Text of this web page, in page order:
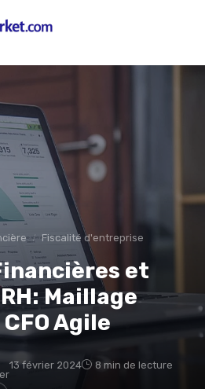
Fiscalité d'entreprise
et
Maillage
Agile
13 février 2024 8 min de lecture